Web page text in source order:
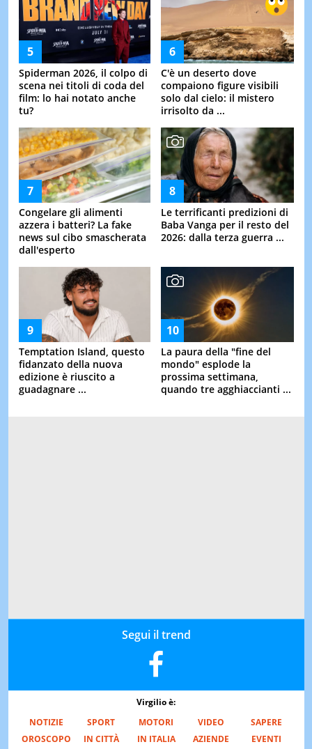
Spiderman 2026, il colpo di
scena nei titoli di coda del
film: lo hai notato anche
tu?
C'è un deserto dove
compaiono figure visibili
solo dal cielo: il mistero
irrisolto da ...
Congelare gli alimenti
azzera i batteri? La fake
news sul cibo smascherata
dall'esperto
Le terrificanti predizioni di
Baba Vanga per il resto del
2026: dalla terza guerra ...
Temptation Island, questo
fidanzato della nuova
edizione è riuscito a
guadagnare ...
La paura della "fine del
mondo" esplode la
prossima settimana,
quando tre agghiaccianti ...
Segui il trend
Virgilio è:
NOTIZIE
SPORT MOTORI VIDEO
SAPERE
OROSCOPO
IN CITTÀ IN ITALIA AZIENDE EVENTI